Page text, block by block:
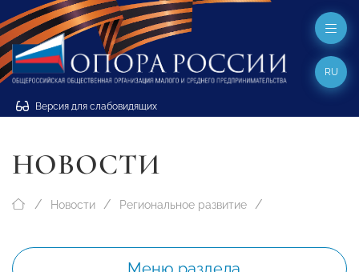
Версия для слабовидящих
RU
НОВОСТИ
Новости Региональное развитие